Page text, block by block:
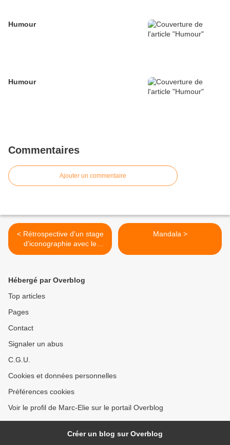
Humour
Humour
Commentaires
Ajouter un commentaire
< Rétrospective d'un stage
d'iconographie avec le
diacre Maël Boureux
Mandala >
Hébergé par Overblog
Top articles
Pages
Contact
Signaler un abus
C.G.U.
Cookies et données personnelles
Préférences cookies
Voir le profil de Marc-Elie sur le portail Overblog
Créer un blog sur Overblog